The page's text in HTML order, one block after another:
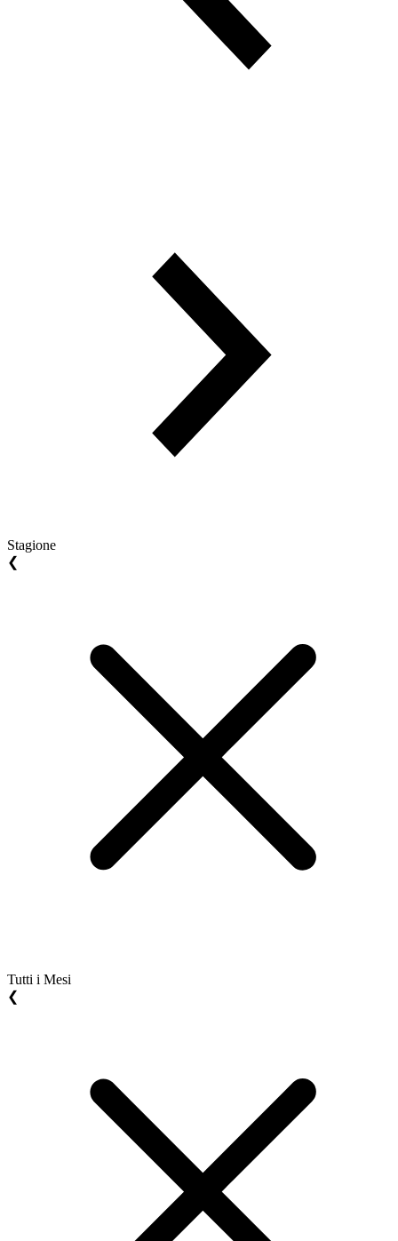
Stagione
❮
Tutti i Mesi
❮